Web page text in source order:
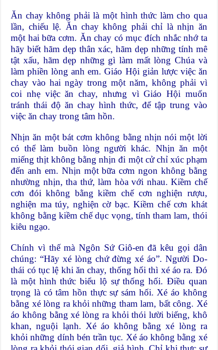
Ăn chay không phải là một hình thức làm cho qua
lần, chiếu lệ. Ăn chay không phải chỉ là nhịn ăn
một hai bữa cơm. Ăn chay có mục đích nhắc nhớ ta
hãy biết hãm dẹp thân xác, hãm dẹp những tính mê
tật xấu, hãm dẹp những gì làm mất lòng Chúa và
làm phiền lòng anh em. Giáo Hội giản lược việc ăn
chay vào hai ngày trong một năm, không phải vì
coi nhẹ việc ăn chay, nhưng vì Giáo Hội muốn
tránh thái độ ăn chay hình thức, để tập trung vào
việc ăn chay trong tâm hồn.
Nhịn ăn một bát cơm không bằng nhịn nói một lời
có thể làm buồn lòng người khác. Nhịn ăn một
miếng thịt không bằng nhịn đi một cử chỉ xúc phạm
đến anh em. Nhịn một bữa cơm ngon không bằng
nhường nhịn, tha thứ, làm hòa với nhau. Kiềm chế
cơn đói không bằng kiềm chế cơn nghiện rượu,
nghiện ma túy, nghiện cờ bạc. Kiềm chế cơn khát
không bằng kiềm chế dục vọng, tính tham lam, thói
kiêu ngạo.
Chính vì thế mà Ngôn Sứ Giô-en đã kêu gọi dân
chúng: “Hãy xé lòng chứ đừng xé áo”. Người Do-
thái có tục lệ khi ăn chay, thống hối thì xé áo ra. Đó
là một hình thức biểu lộ sự thống hối. Điều quan
trọng là có tâm hồn thực sự sám hối. Xé áo không
bằng xé lòng ra khỏi những tham lam, bất công. Xé
áo không bằng xé lòng ra khỏi thói lười biếng, khô
khan, nguội lạnh. Xé áo không bằng xé lòng ra
khỏi những dính bén trần tục. Xé áo không bằng xé